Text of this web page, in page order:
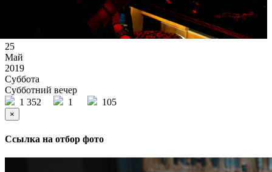
25
Май
2019
Суббота
Субботний вечер
1 352
1 105
×
Ссылка на отбор фото